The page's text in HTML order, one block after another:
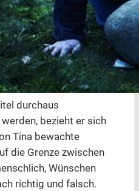
durchaus
bezieht er sich
Tina bewachte
die Grenze zwischen
Wünschen
richtig und falsch.